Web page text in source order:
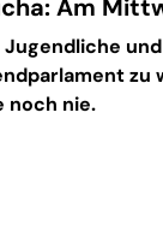
Am
zu
noch nie.